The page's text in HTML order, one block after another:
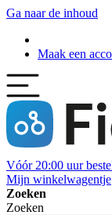
Ga naar de inhoud
Maak een
Vóór 20:00 uur
Mijn winkelwagentje
Zoeken
Zoeken